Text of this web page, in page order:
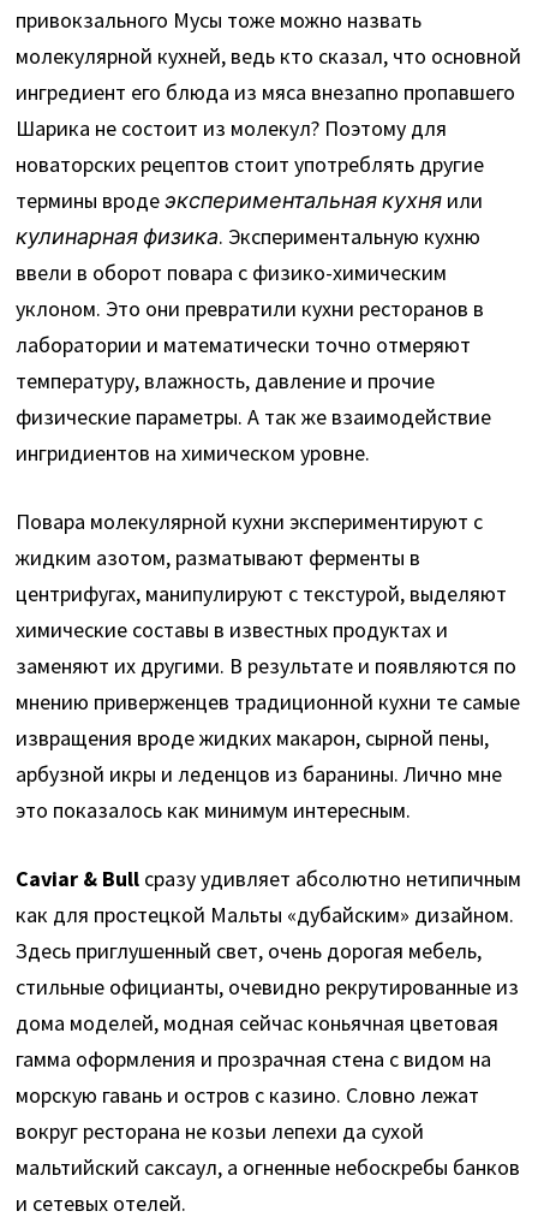
привокзального Мусы тоже можно назвать
молекулярной кухней, ведь кто сказал, что основной
ингредиент его блюда из мяса внезапно пропавшего
Шарика не состоит из молекул? Поэтому для
новаторских рецептов стоит употреблять другие
термины вродеэкспериментальная кухня или
кулинарная физика. Экспериментальную кухню
ввели в оборот повара с физико-химическим
уклоном. Это они превратили кухни ресторанов в
лаборатории и математически точно отмеряют
температуру, влажность, давление и прочие
физические параметры. А так же взаимодействие
ингридиентов на химическом уровне.
Повара молекулярной кухни экспериментируют с
жидким азотом, разматывают ферменты в
центрифугах, манипулируют с текстурой, выделяют
химические составы в известных продуктах и
заменяют их другими. В результате и появляются по
мнению приверженцев традиционной кухни те самые
извращения вроде жидких макарон, сырной пены,
арбузной икры и леденцов из баранины. Лично мне
это показалось как минимум интересным.
Caviar & Bull сразу удивляет абсолютно нетипичным
как для простецкой Мальты «дубайским» дизайном.
Здесь приглушенный свет, очень дорогая мебель,
стильные официанты, очевидно рекрутированные из
дома моделей, модная сейчас коньячная цветовая
гамма оформления и прозрачная стена с видом на
морскую гавань и остров с казино. Словно лежат
вокруг ресторана не козьи лепехи да сухой
мальтийский саксаул, а огненные небоскребы банков
и сетевых отелей.